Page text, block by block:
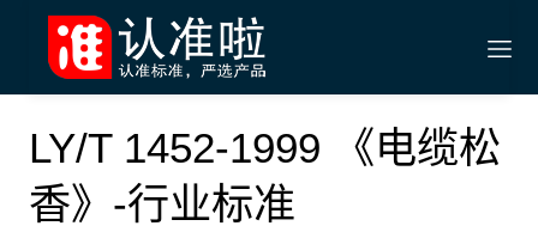
LY/T 1452-1999 《电缆松
香》-行业标准